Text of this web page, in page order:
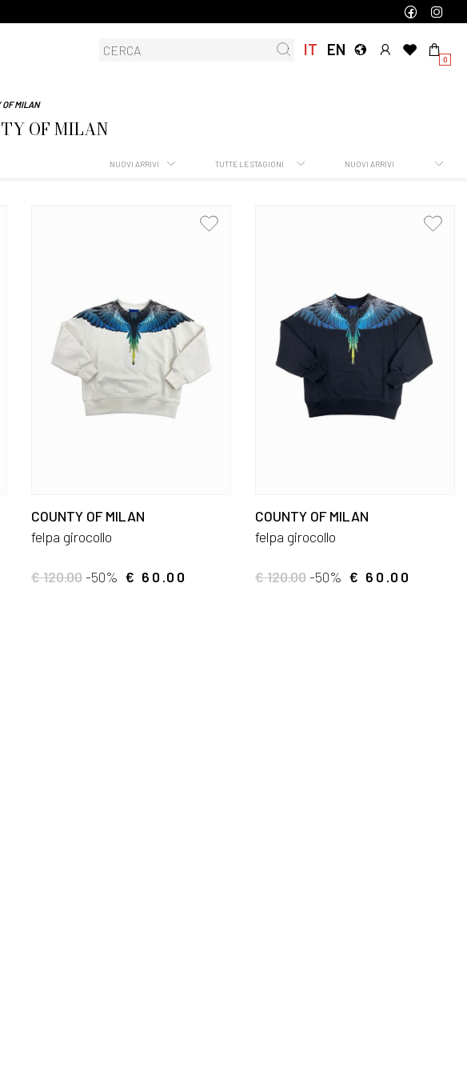
IT EN
0
OF MILAN
OF MILAN
COUNTY OF MILAN
felpa girocollo
€ 120.00-50% € 60.00
COUNTY OF MILAN
felpa girocollo
€ 120.00-50% € 60.00